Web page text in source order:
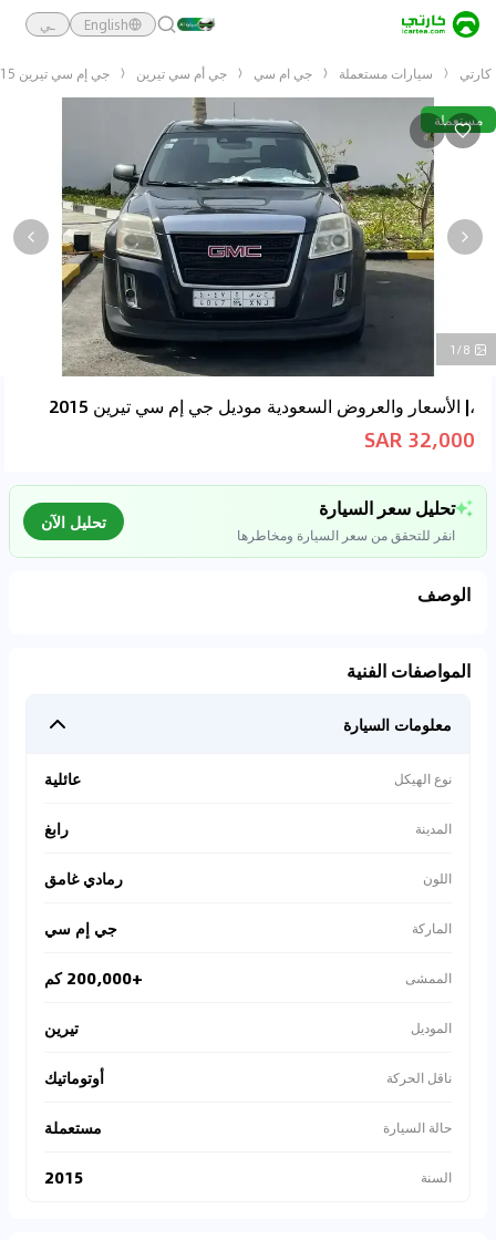
English ـي
كارتي سيارات مستعملة جي ام سي جي أم سي تيرين جي إم سي تيرين 2015
مستعملة
1/8
،| الأسعار والعروض السعودية موديل جي إم سي تيرين 2015
32,000 SAR
تحليل سعر السيارة
انقر للتحقق من سعر السيارة ومخاطرها
تحليل الآن
الوصف
المواصفات الفنية
معلومات السيارة
نوع الهيكل عائلية
المدينة رابغ
اللون رمادي غامق
الماركة جي إم سي
الممشى +200,000 كم
الموديل تيرين
ناقل الحركة أوتوماتيك
حالة السيارة مستعملة
السنة 2015